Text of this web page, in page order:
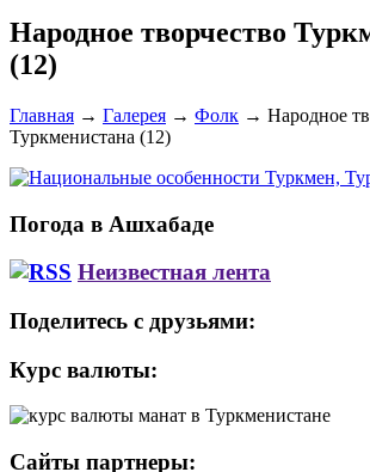
Народное творчество
(12)
Главная → Галерея → Фолк → Народное
Туркменистана (12)
Погода в Ашхабаде
Неизвестная лента
Поделитесь с друзьями:
Курс валюты:
Сайты партнеры: